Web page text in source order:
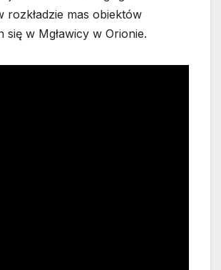
rozkładzie mas obiektów
się w Mgławicy w Orionie.